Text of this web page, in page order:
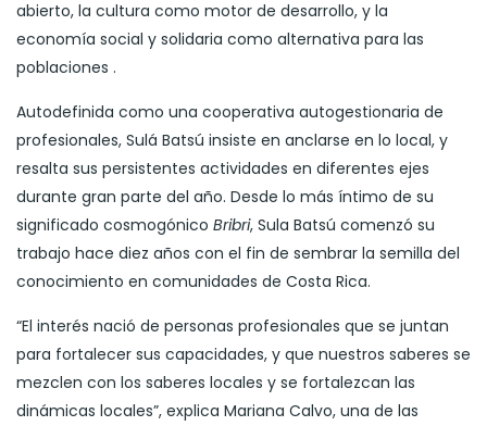
abierto, la cultura como motor de desarrollo, y la
economía social y solidaria como alternativa para las
poblaciones .
Autodefinida como una cooperativa autogestionaria de
profesionales, Sulá Batsú insiste en anclarse en lo local, y
resalta sus persistentes actividades en diferentes ejes
durante gran parte del año. Desde lo más íntimo de su
significado cosmogónico Bribri, Sula Batsú comenzó su
trabajo hace diez años con el fin de sembrar la semilla del
conocimiento en comunidades de Costa Rica.
“El interés nació de personas profesionales que se juntan
para fortalecer sus capacidades, y que nuestros saberes se
mezclen con los saberes locales y se fortalezcan las
dinámicas locales”, explica Mariana Calvo, una de las